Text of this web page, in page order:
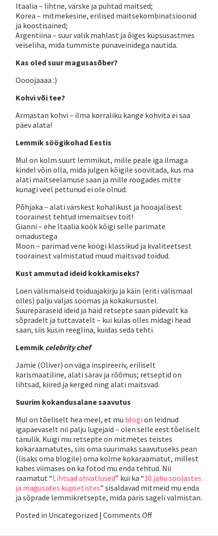
Itaalia – lihtne, värske ja puhtad maitsed;
Korea – mitmekesine, erilised maitsekombinatsioonid
ja koostisained;
Argentiina – suur valik mahlast ja õiges küpsusastmes
veiseliha, mida tummiste punaveinidega nautida.
Kas oled suur magusasõber?
Oooojaaaa :)
Kohvi või tee?
Armastan kohvi – ilma korraliku kange kohvita ei saa
päev alata!
Lemmik söögikohad Eestis
Mul on kolm suurt lemmikut, mille peale iga ilmaga
kindel võin olla, mida julgen kõigile soovitada, kus ma
alati maitseelamuse saan ja mille roogades mitte
kunagi veel pettunud ei ole olnud:
Põhjaka – alati värskest kohalikust ja hooajalisest
toorainest tehtud imemaitsev toit!
Gianni – ehe Itaalia köök kõigi selle parimate
omadustega
Moon – parimad vene köögi klassikud ja kvaliteetsest
toorainest valmistatud muud maitsvad toidud.
Kust ammutad ideid kokkamiseks?
Loen välismaiseid toiduajakirju ja käin (eriti välismaal
olles) palju väljas söömas ja kokakursustel.
Suurepäraseid ideid ja häid retsepte saan pidevalt ka
sõpradelt ja tuttavatelt – kui külas olles midagi head
saan, siis küsin reeglina, kuidas seda tehti.
Lemmik celebrity chef
Jamie (Oliver) on väga inspireeriv, eriliselt
karismaatiline, alati särav ja rõõmus; retseptid on
lihtsad, kiired ja kerged ning alati maitsvad.
Suurim kokandusalane saavutus
Mul on tõeliselt hea meel, et mu blogi on leidnud
igapäevaselt nii palju lugejaid – olen selle eest tõeliselt
tänulik. Kuigi mu retsepte on mitmetes teistes
kokaraamatutes, siis oma suurimaks saavutuseks pean
(lisaks oma blogile) oma kolme kokaraamatut, millest
kahes viimases on ka fotod mu enda tehtud. Nii
raamatut “Lihtsad ahvatlused” kui ka “10 jahu soolastes
ja magusates küpsetistes” sisaldavad mitmeid mu enda
ja sõprade lemmikretsepte, mida päris sageli valmistan.
Posted in Uncategorized | Comments Offon
küsimust